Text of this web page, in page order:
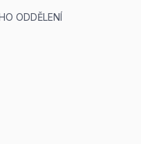
ODDĚLENÍ